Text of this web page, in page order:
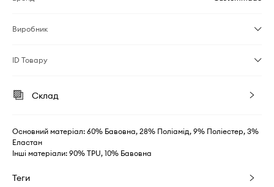
Виробник
ID Товару
Склад
Основний матеріал: 60% Бавовна, 28% Поліамід, 9% Поліестер, 3%
Еластан
Інші матеріали: 90% TPU, 10% Бавовна
Теги